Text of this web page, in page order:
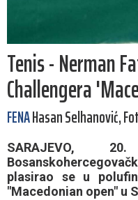
Tenis - Nerman
Challengera
FENAHasan Selhanović,
SARAJEVO,
plasirao se u
"Macedonian open" u